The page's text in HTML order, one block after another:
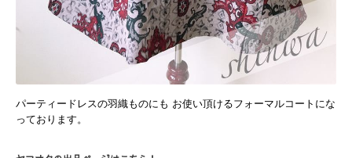
パーティードレスの羽織ものにも お使い頂けるフォーマルコートにな
っております。